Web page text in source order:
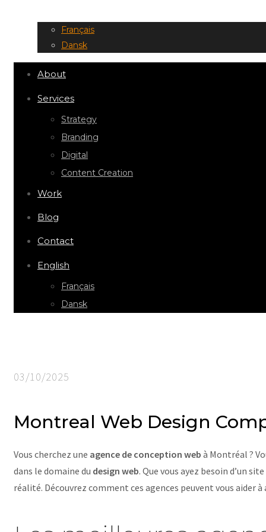
Français
Dansk
About
Services
Strategy
Branding
Digital
Content Creation
Work
Blog
Contact
English
Français
Dansk
03/10/2025
Montreal Web Design
Vous cherchez une agence de conception web à Montréal ?
dans le domaine du design web. Que vous ayez besoin d’un
réalité. Découvrez comment ces agences peuvent vous